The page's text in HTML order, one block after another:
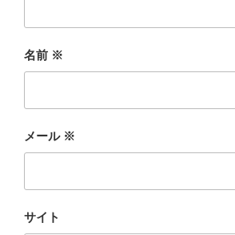
名前 ※
メール ※
サイト